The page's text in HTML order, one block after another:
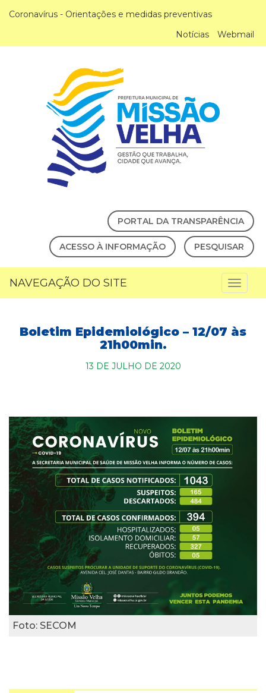
Coronavírus - Orientações e medidas preventivas
Notícias
Webmail
PORTAL DA TRANSPARÊNCIA
ACESSO À INFORMAÇÃO PESQUISAR
NAVEGAÇÃO DO SITE
Boletim Epidemiológico – 12/07 às
21h00min.
13 DE JULHO DE 2020
Foto: SECOM